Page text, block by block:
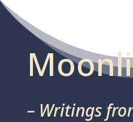
– Writings